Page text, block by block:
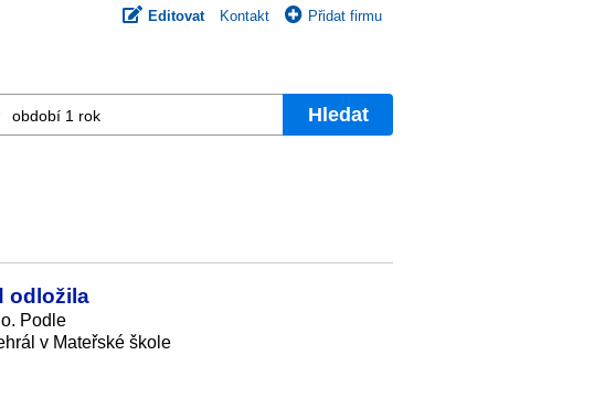
Editovat Kontakt Přidat firmu
Hledat
odložila
Podle
v Mateřské škole